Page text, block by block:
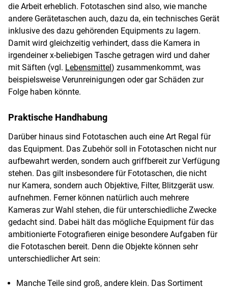
die Arbeit erheblich. Fototaschen sind also, wie manche
andere Gerätetaschen auch, dazu da, ein technisches Gerät
inklusive des dazu gehörenden Equipments zu lagern.
Damit wird gleichzeitig verhindert, dass die Kamera in
irgendeiner x-beliebigen Tasche getragen wird und daher
mit Säften (vgl. Lebensmittel ) zusammenkommt, was
beispielsweise Verunreinigungen oder gar Schäden zur
Folge haben könnte.
Praktische Handhabung
Darüber hinaus sind Fototaschen auch eine Art Regal für
das Equipment. Das Zubehör soll in Fototaschen nicht nur
aufbewahrt werden, sondern auch griffbereit zur Verfügung
stehen. Das gilt insbesondere für Fototaschen, die nicht
nur Kamera, sondern auch Objektive, Filter, Blitzgerät usw.
aufnehmen. Ferner können natürlich auch mehrere
Kameras zur Wahl stehen, die für unterschiedliche Zwecke
gedacht sind. Dabei hält das mögliche Equipment für das
ambitionierte Fotografieren einige besondere Aufgaben für
die Fototaschen bereit. Denn die Objekte können sehr
unterschiedlicher Art sein:
Manche Teile sind groß, andere klein. Das Sortiment